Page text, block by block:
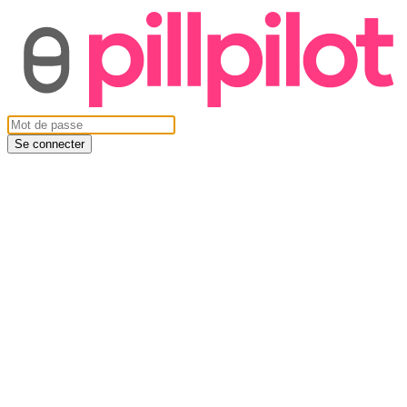
Se connecter